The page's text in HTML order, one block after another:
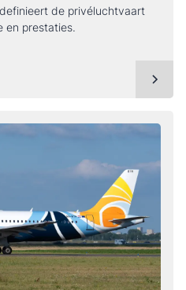
de privéluchtvaart
en prestaties.